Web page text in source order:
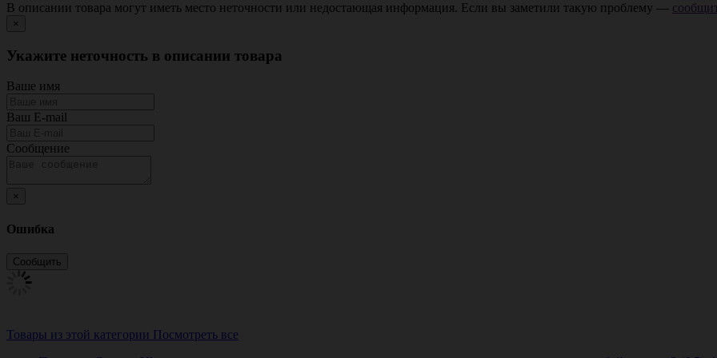
В описании товара могут иметь место неточности или недостающая информация. Если вы заметили такую проблему —
×
Укажите неточность в описании товара
Ваше имя
Ваш E-mail
Сообщение
×
Ошибка
Товары из этой категории Посмотреть все